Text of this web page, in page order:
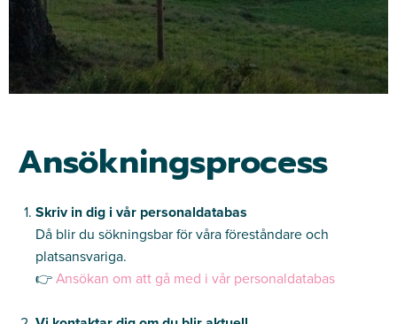
Ansökningsprocess
Skriv in dig i vår personaldatabas
Då blir du sökningsbar för våra föreståndare och
platsansvariga.
👉 Ansökan om att gå med i vår personaldatabas